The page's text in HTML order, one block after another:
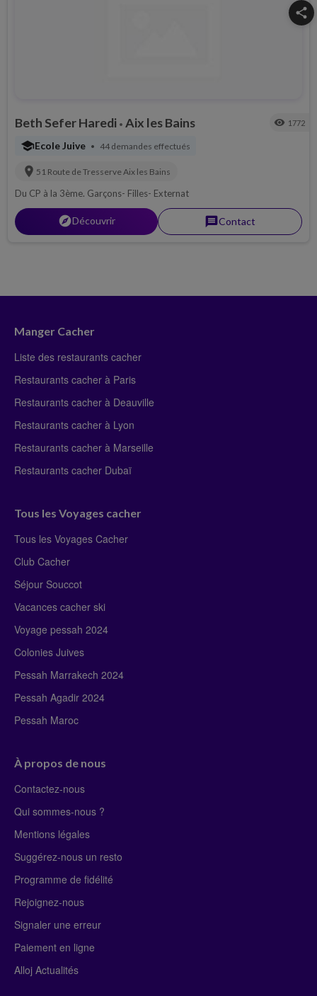
share
Beth Sefer Haredi • Aix les Bains visibility 1772
schoolEcole Juive • 44 demandes effectués
location_on 51 Route de Tresserve Aix les Bains
Du CP à la 3ème. Garçons- Filles- Externat
explorerDécouvrir messageContact
Manger Cacher
Liste des restaurants cacher
Restaurants cacher à Paris
Restaurants cacher à Deauville
Restaurants cacher à Lyon
Restaurants cacher à Marseille
Restaurants cacher Dubaï
Tous les Voyages cacher
Tous les Voyages Cacher
Club Cacher
Séjour Souccot
Vacances cacher ski
Voyage pessah 2024
Colonies Juives
Pessah Marrakech 2024
Pessah Agadir 2024
Pessah Maroc
À propos de nous
Contactez-nous
Qui sommes-nous ?
Mentions légales
Suggérez-nous un resto
Programme de fidélité
Rejoignez-nous
Signaler une erreur
Paiement en ligne
Alloj Actualités